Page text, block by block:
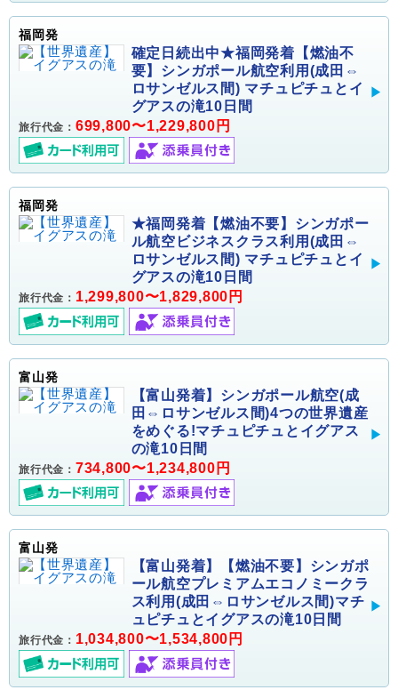
福岡発
確定日続出中★福岡発着【燃油不
要】シンガポール航空利用(成田⇔
ロサンゼルス間) マチュピチュとイ
グアスの滝10日間
旅行代金： 699,800〜1,229,800円
福岡発
★福岡発着【燃油不要】シンガポー
ル航空ビジネスクラス利用(成田⇔
ロサンゼルス間) マチュピチュとイ
グアスの滝10日間
旅行代金： 1,299,800〜1,829,800円
富山発
【富山発着】シンガポール航空(成
田⇔ロサンゼルス間)4つの世界遺産
をめぐる!マチュピチュとイグアス
の滝10日間
旅行代金： 734,800〜1,234,800円
富山発
【富山発着】【燃油不要】シンガポ
ール航空プレミアムエコノミークラ
ス利用(成田⇔ロサンゼルス間)マチ
ュピチュとイグアスの滝10日間
旅行代金： 1,034,800〜1,534,800円